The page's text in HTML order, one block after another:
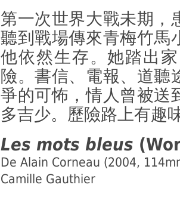
第一次世界大戰未期，
聽到戰場傳來青梅竹馬
他依然生存。她踏出
險。書信、電報、道聽
爭的可怖，情人曾被送
多吉少。歷險路上有趣
Les mots bleus
De Alain Corneau (2004,
Camille Gauthier